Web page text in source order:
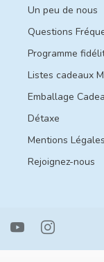
Un peu de nous
Questions
Programme
Listes cadeaux
Emballage
Détaxe
Mentions Légales
Rejoignez-nous